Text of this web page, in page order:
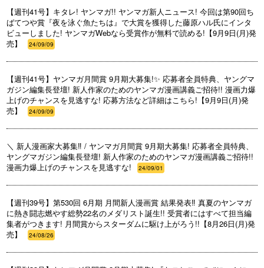
【週刊41号】キタレ! ヤンマガ!! ヤンマガ新人ニュース! 今回は第90回ち
ばてつや賞『夜を泳ぐ魚たちは』で大賞を獲得した藤原ハル氏にインタ
ビューしました! ヤンマガWebなら受賞作が無料で読める!【9月9日(月)発
売】
24/09/09
【週刊41号】ヤンマガ月間賞 9月期大募集!✨ 応募者全員特典、ヤングマ
ガジン編集長登壇! 新人作家のためのヤンマガ漫画講義ご招待!! 漫画力爆
上げのチャンスを見逃すな! 応募方法など詳細はこちら!【9月9日(月)発
売】
24/09/09
＼ 新人漫画家大募集‼️ / ヤンマガ月間賞 9月期大募集! 応募者全員特典、
ヤングマガジン編集長登壇! 新人作家のためのヤンマガ漫画講義ご招待!!
漫画力爆上げのチャンスを見逃すな!
24/09/01
【週刊39号】第530回 6月期 月間新人漫画賞 結果発表‼ 真夏のヤンマガ
に熱き闘志燃やす総勢22名のメダリスト誕生!! 受賞者にはすべて担当編
集者がつきます! 月間賞からスターダムに駆け上がろう!!【8月26日(月)発
売】
24/08/26